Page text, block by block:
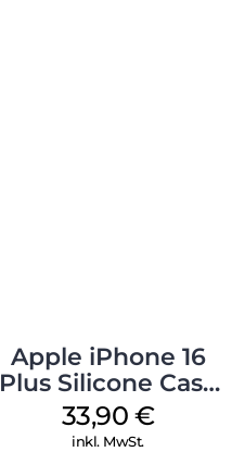
Apple iPhone 16
Plus Silicone Case
MagSafe Lake
Green
33,90 €
inkl. MwSt.